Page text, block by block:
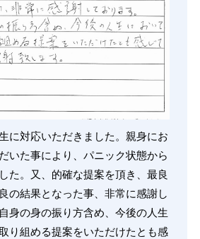
に対応いただきました。親身にお
いた事により、パニック状態から
た。又、的確な提案を頂き、最良
の結果となった事、非常に感謝し
身の身の振り方含め、今後の人生
り組める提案をいただけたとも感